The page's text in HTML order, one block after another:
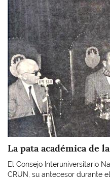
Imagen
La pata académica de
El Consejo Interuniversitario
CRUN, su antecesor durante